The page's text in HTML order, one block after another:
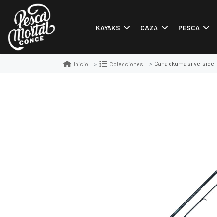
KAYAKS CAZA PESCA
Inicio Colecciones Caña okuma silverside